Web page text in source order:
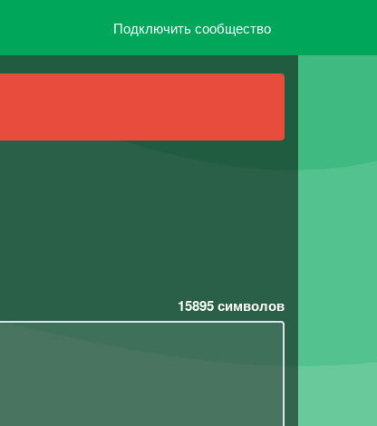
Подключить сообщество
15895символов